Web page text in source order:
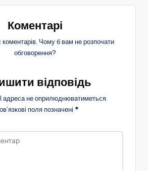
Коментарі
Чому б вам не розпочати
обговорення?
відповідь
не оприлюднюватиметься.
поля позначені *